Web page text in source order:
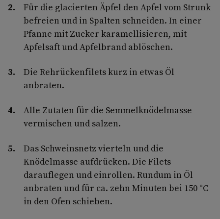
Für die glacierten Äpfel den Apfel vom Strunk
befreien und in Spalten schneiden. In einer
Pfanne mit Zucker karamellisieren, mit
Apfelsaft und Apfelbrand ablöschen.
Die Rehrückenfilets kurz in etwas Öl
anbraten.
Alle Zutaten für die Semmelknödelmasse
vermischen und salzen.
Das Schweinsnetz vierteln und die
Knödelmasse aufdrücken. Die Filets
darauflegen und einrollen. Rundum in Öl
anbraten und für ca. zehn Minuten bei 150 °C
in den Ofen schieben.